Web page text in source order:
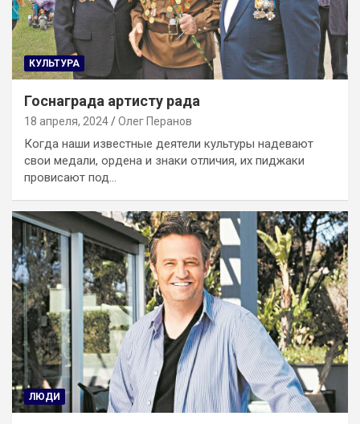
КУЛЬТУРА
Госнаграда артисту рада
18 апреля, 2024 Олег Перанов
Когда наши известные деятели культуры надевают
свои медали, ордена и знаки отличия, их пиджаки
провисают под…
ЛЮДИ